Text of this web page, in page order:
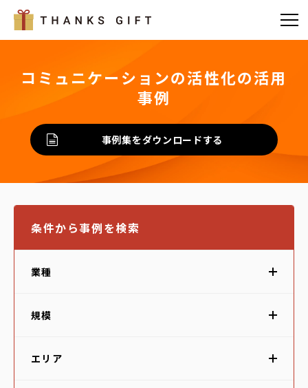
コミュニケーションの活性化の活用
事例
事例集をダウンロードする
条件から事例を検索
業種
規模
エリア